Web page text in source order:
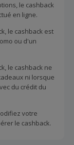
le cashback
en ligne.
le cashback est
ou d'un
le cashback ne
ni lorsque
du crédit du
votre
le cashback.